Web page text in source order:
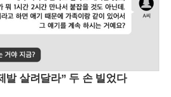
발 살려달라” 두 손 빌었다